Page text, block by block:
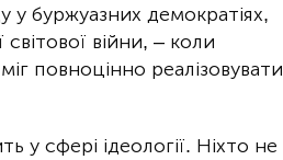
у буржуазних демократіях,
війни, – коли
повноцінно реалізовувати
сфері ідеології. Ніхто не